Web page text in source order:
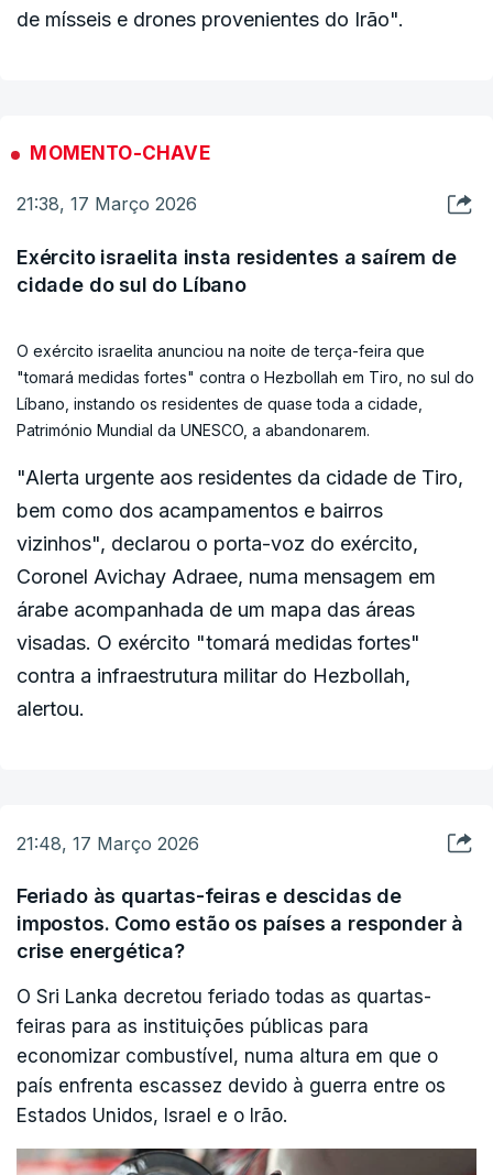
Nas suas projeções, a instituição deve abordar "a questão da
Antes dos primeiros ataques israelo-norte-americanos ao Irão,
ou julho, mas agora esperam que isso possa acontecer em
de mísseis e drones provenientes do Irão".
MOMENTO-CHAVE
21:38, 17 Março 2026
Exército israelita insta residentes a saírem de
cidade do sul do Líbano
O exército israelita anunciou na noite de terça-feira que
"tomará medidas fortes" contra o Hezbollah em Tiro, no sul do
Líbano, instando os residentes de quase toda a cidade,
Património Mundial da UNESCO, a abandonarem.
"Alerta urgente aos residentes da cidade de Tiro,
bem como dos acampamentos e bairros
vizinhos", declarou o porta-voz do exército,
Coronel Avichay Adraee, numa mensagem em
árabe acompanhada de um mapa das áreas
visadas. O exército "tomará medidas fortes"
contra a infraestrutura militar do Hezbollah,
alertou.
21:48, 17 Março 2026
Feriado às quartas-feiras e descidas de
impostos. Como estão os países a responder à
crise energética?
O Sri Lanka decretou feriado todas as quartas-
feiras para as instituições públicas para
economizar combustível, numa altura em que o
país enfrenta escassez devido à guerra entre os
Estados Unidos, Israel e o Irão.